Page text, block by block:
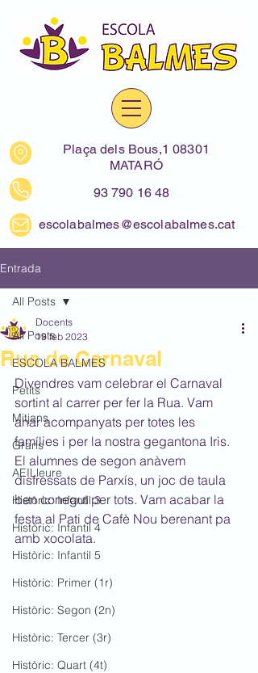
Plaça dels Bous,1 08301
MATARÓ
93 790 16 48
escolabalmes@escolabalmes.cat
Entrada
All Posts
ESCOLA BALMES
Petits
Mitjans
Grans
AEILleure
Històric: Infantil 3
Històric: Infantil 4
Històric: Infantil 5
Històric: Primer (1r)
Històric: Segon (2n)
Històric: Tercer (3r)
Històric: Quart (4t)
All Posts
Rua de Carnaval
Docents
19 feb 2023
Divendres vam celebrar el Carnaval
sortint al carrer per fer la Rua. Vam
anar acompanyats per totes les
famílies i per la nostra gegantona Iris.
El alumnes de segon anàvem
disfressats de Parxís, un joc de taula
ben conegut per tots. Vam acabar la
festa al Pati de Cafè Nou berenant pa
amb xocolata.